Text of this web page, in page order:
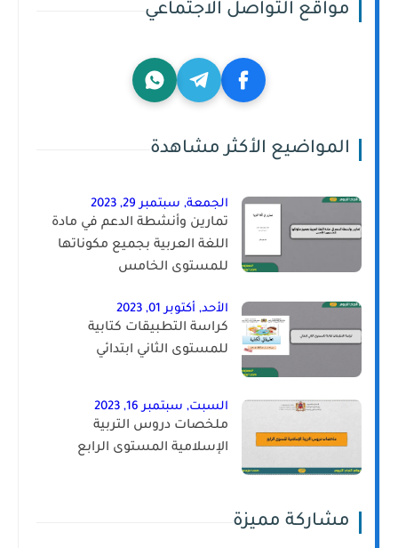
مواقع التواصل الاجتماعي
المواضيع الأكثر مشاهدة
الجمعة, سبتمبر 29, 2023
تمارين وأنشطة الدعم في مادة
اللغة العربية بجميع مكوناتها
للمستوى الخامس
الأحد, أكتوبر 01, 2023
كراسة التطبيقات كتابية
للمستوى الثاني ابتدائي
السبت, سبتمبر 16, 2023
ملخصات دروس التربية
الإسلامية المستوى الرابع
مشاركة مميزة